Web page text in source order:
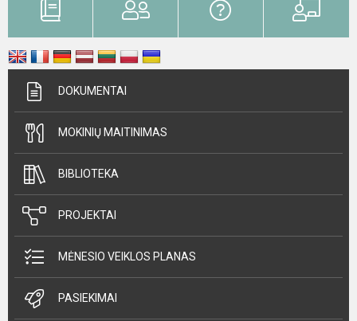
DOKUMENTAI
MOKINIŲ MAITINIMAS
BIBLIOTEKA
PROJEKTAI
MĖNESIO VEIKLOS PLANAS
PASIEKIMAI